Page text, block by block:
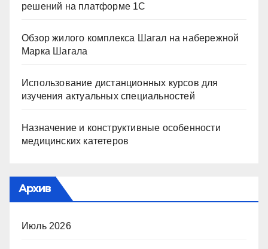
решений на платформе 1С
Обзор жилого комплекса Шагал на набережной
Марка Шагала
Использование дистанционных курсов для
изучения актуальных специальностей
Назначение и конструктивные особенности
медицинских катетеров
Архив
Июль 2026